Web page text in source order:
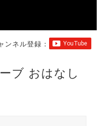
ンネル登録：
ブ おはなし